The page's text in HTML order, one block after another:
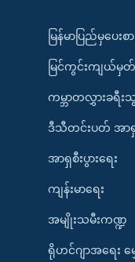
မြန်မာပြည်မှပေးစာ
မြင်ကွင်းကျယ်မှတ်
ကမ္ဘာတလွှားခရီးသွ
ဒီသီတင်းပတ် အာရှ
အာရှစီးပွားရေး
ကျန်းမာရေး
အမျိုးသမီးကဏ္ဍ
ရိုဟင်ဂျာအရေး မ